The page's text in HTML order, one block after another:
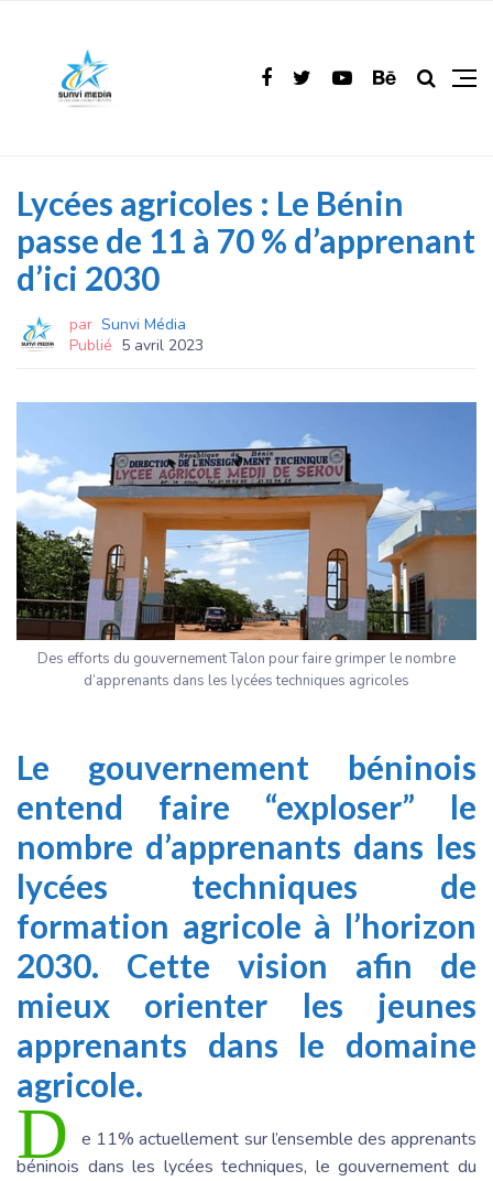
Lycées agricoles : Le Bénin
passe de 11 à 70 % d’apprenant
d’ici 2030
par Sunvi Média
Publié 5 avril 2023
Des efforts du gouvernement Talon pour faire grimper le nombre
d’apprenants dans les lycées techniques agricoles
Le gouvernement béninois
entend faire “exploser” le
nombre d’apprenants dans les
lycées techniques de
formation agricole à l’horizon
2030. Cette vision afin de
mieux orienter les jeunes
apprenants dans le domaine
agricole.
D
e 11% actuellement sur l’ensemble des apprenants
béninois dans les lycées techniques, le gouvernement du